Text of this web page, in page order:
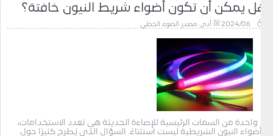
هل يمكن أن تكون أضواء شريط النيون خافتة؟
2024/06 أدى مصدر الضوء الخطي
واحدة من السمات الرئيسية للإضاءة الحديثة هي تعدد الاستخدامات،
وأضواء النيون الشريطية ليست استثناءً. السؤال الذي يُطرح كثيرًا حول